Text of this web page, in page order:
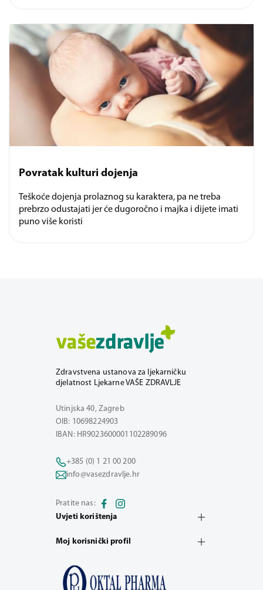
Povratak kulturi dojenja
Teškoće dojenja prolaznog su karaktera, pa ne treba
prebrzo odustajati jer će dugoročno i majka i dijete imati
puno više koristi
Zdravstvena ustanova za ljekarničku
djelatnost Ljekarne VAŠE ZDRAVLJE
Utinjska 40, Zagreb
OIB: 10698224903
IBAN: HR9023600001102289096
+385 (0) 1 21 00 200
info@vasezdravlje.hr
Pratite nas:
Uvjeti korištenja
Moj korisnički profil